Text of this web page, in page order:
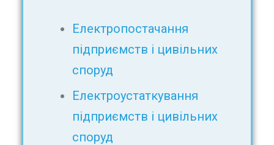
Електропостачання
підприємств і цивільних
споруд
Електроустаткування
підприємств і цивільних
споруд